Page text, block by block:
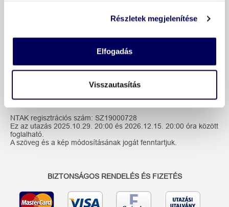
Részletek megjelenítése
Elfogadás
Visszautasítás
Vendégeink véleménye
További információk
NTAK regisztrációs szám: SZ19000728
Ez az utazás 2025.10.29. 20:00 és 2026.12.15. 20:00 óra között
foglalható.
A szöveg és a kép módosításának jogát fenntartjuk.
BIZTONSÁGOS RENDELÉS ÉS FIZETÉS